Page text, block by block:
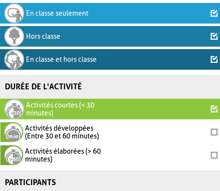
En classe seulement
Hors classe
En classe et hors classe
DURÉE DE L'ACTIVITÉ
Activités courtes (< 30
minutes)
Activités développées
(Entre 30 et 60 minutes)
Activités élaborées (> 60
minutes)
PARTICIPANTS